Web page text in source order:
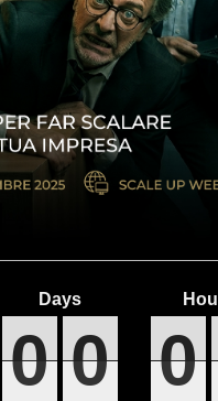
0
0
0
0 0
0
0
0 0
0
0
0